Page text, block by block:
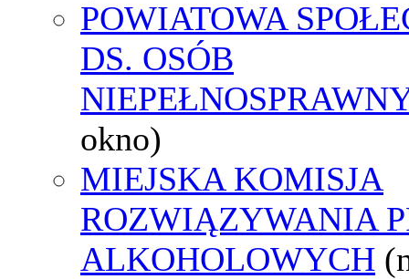
POWIATOWA
DS. OSÓB
okno)
MIEJSKA KOMISJA
ROZWIĄZYWANIA
ALKOHOLOWYCH